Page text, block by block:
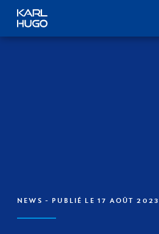
NEWS - PUBLIÉ LE 17 AOÛT 2023
Karl Hugo